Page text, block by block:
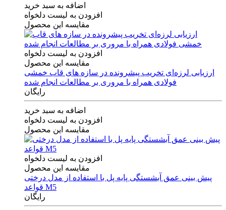
اضافه به سبد خرید
افزودن به لیست دلخواه
مقایسه این محصول
افزودن به لیست دلخواه
مقایسه این محصول
ارزیابی لرزه‌ای تخریب پیشرونده در سازه های قاب خمشی
فولادی همراه با مروری بر مطالعات انجام شده
رایگان
اضافه به سبد خرید
افزودن به لیست دلخواه
مقایسه این محصول
افزودن به لیست دلخواه
مقایسه این محصول
پیش بینی عمق آبشستگی پایه پل با استفاده از مدل درختی
قواعد M5
رایگان